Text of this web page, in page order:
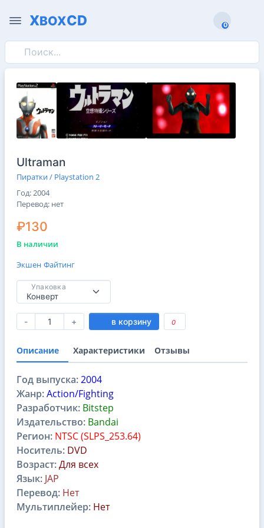
XBOXCD 0
0
Ultraman
Пиратки / Playstation 2
Год: 2004
Перевод: нет
₽130
В наличии
Экшен Файтинг
Упаковка
- + в корзину 0
Описание Характеристики Отзывы
Год выпуска:2004
Жанр:Action/Fighting
Разработчик: Bitstep
Издательство: Bandai
Регион: NTSC (SLPS_253.64)
Носитель: DVD
Возраст:Для всех
Язык: JAP
Перевод: Нет
Мультиплейер: Нет